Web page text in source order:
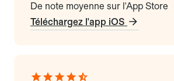
De note moyenne sur l'App Store
Téléchargez l'app iOS